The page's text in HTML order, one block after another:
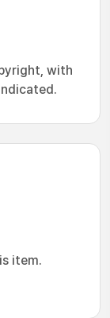
with
item.